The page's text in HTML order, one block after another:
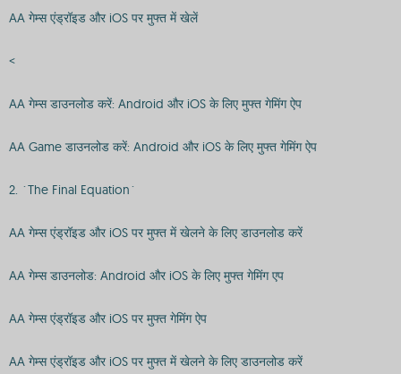
AA गेम्स एंड्रॉइड और iOS पर मुफ्त में खेलें
<
AA गेम्स डाउनलोड करें: Android और iOS के लिए मुफ्त गेमिंग ऐप
AA Game डाउनलोड करें: Android और iOS के लिए मुफ्त गेमिंग ऐप
2. `The Final Equation`
AA गेम्स एंड्रॉइड और iOS पर मुफ्त में खेलने के लिए डाउनलोड करें
AA गेम्स डाउनलोड: Android और iOS के लिए मुफ्त गेमिंग एप
AA गेम्स एंड्रॉइड और iOS पर मुफ्त गेमिंग ऐप
AA गेम्स एंड्रॉइड और iOS पर मुफ्त में खेलने के लिए डाउनलोड करें